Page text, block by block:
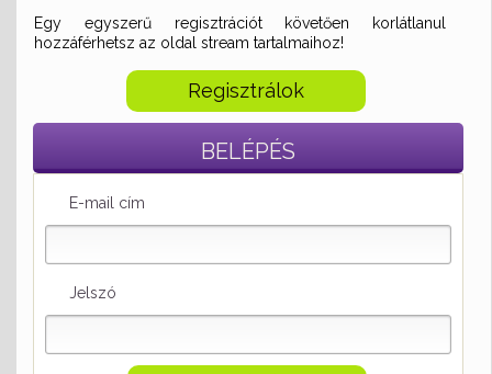
Egy egyszerű regisztrációt követően korlátlanul
hozzáférhetsz az oldal stream tartalmaihoz!
Regisztrálok
BELÉPÉS
E-mail cím
Jelszó